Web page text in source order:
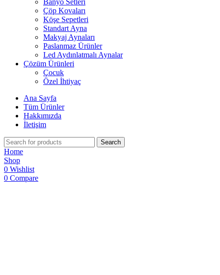
Banyo Setleri
Çöp Kovaları
Köşe Sepetleri
Standart Ayna
Makyaj Aynaları
Paslanmaz Ürünler
Led Aydınlatmalı Aynalar
Çözüm Ürünleri
Çocuk
Özel İhtiyaç
Ana Sayfa
Tüm Ürünler
Hakkımızda
İletişim
Search
Home
Shop
0 Wishlist
0 Compare